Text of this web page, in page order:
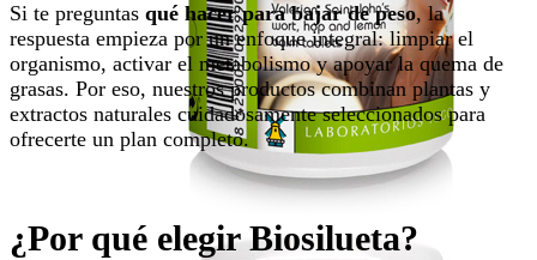
Si te preguntas qué hacer para bajar de peso, la
respuesta empieza por un enfoque integral: limpiar el
organismo, activar el metabolismo y apoyar la quema de
grasas. Por eso, nuestros productos combinan plantas y
extractos naturales cuidadosamente seleccionados para
ofrecerte un plan completo.
¿Por qué elegir Biosilueta?